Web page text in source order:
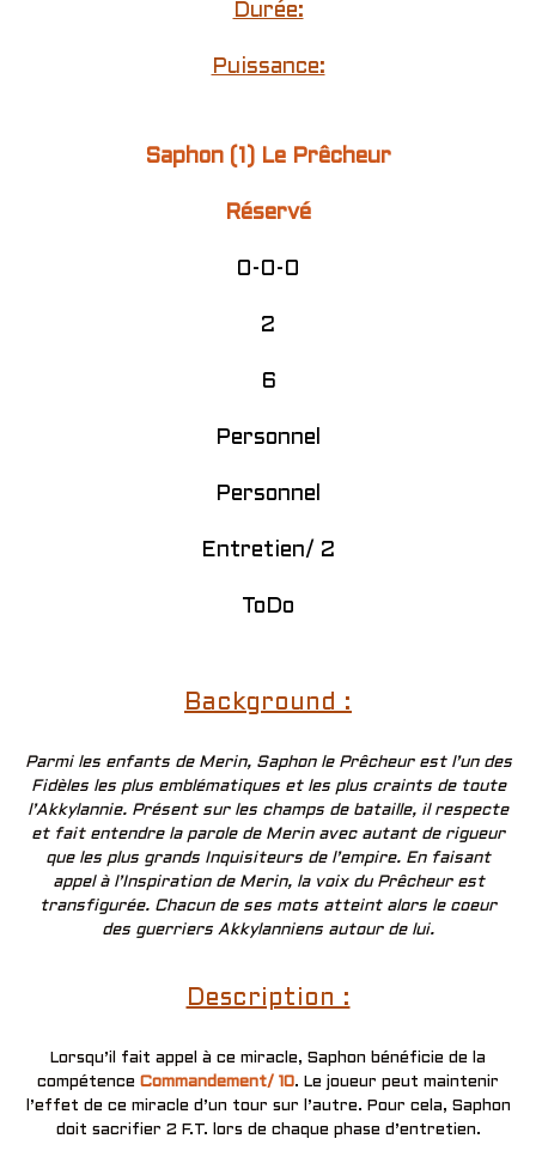
Durée:
Puissance:
Saphon (1) Le Prêcheur
Réservé
0-0-0
2
6
Personnel
Personnel
Entretien/ 2
ToDo
Background :
Parmi les enfants de Merin, Saphon le Prêcheur est l’un des
Fidèles les plus emblématiques et les plus craints de toute
l’Akkylannie. Présent sur les champs de bataille, il respecte
et fait entendre la parole de Merin avec autant de rigueur
que les plus grands Inquisiteurs de l’empire. En faisant
appel à l’Inspiration de Merin, la voix du Prêcheur est
transfigurée. Chacun de ses mots atteint alors le coeur
des guerriers Akkylanniens autour de lui.
Description :
Lorsqu’il fait appel à ce miracle, Saphon bénéficie de la
compétence Commandement/ 10. Le joueur peut maintenir
l’effet de ce miracle d’un tour sur l’autre. Pour cela, Saphon
doit sacrifier 2 F.T. lors de chaque phase d’entretien.